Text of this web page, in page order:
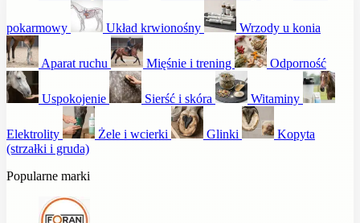
pokarmowy Układ krwionośny Wrzody u konia
Aparat ruchu Mięśnie i trening Odporność
Uspokojenie Sierść i skóra Witaminy
Elektrolity Żele i wcierki Glinki
Kopyta
(strzałki i gruda)
Popularne marki